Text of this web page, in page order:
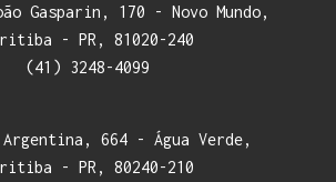
Gasparin, 170 - Novo Mundo,
- PR, 81020-240
(41) 3248-4099
664 - Água Verde,
- PR, 80240-210